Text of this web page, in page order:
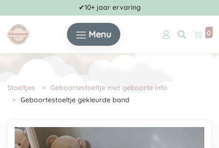
✔10+ jaar ervaring
Menu 0
Stoeltjes
Geboortestoeltje met geboorte info
Geboortestoeltje gekleurde band